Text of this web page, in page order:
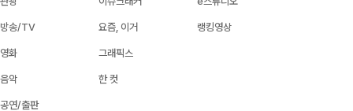
방송/TV
영화
음악
공연/출판
요즘, 이거
그래픽스
한 컷
랭킹영상